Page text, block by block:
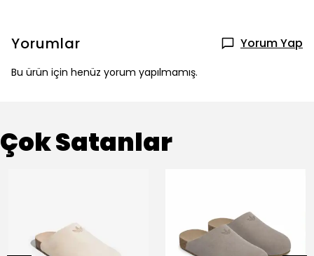
Yorumlar Yorum Yap
Bu ürün için henüz yorum yapılmamış.
Çok Satanlar